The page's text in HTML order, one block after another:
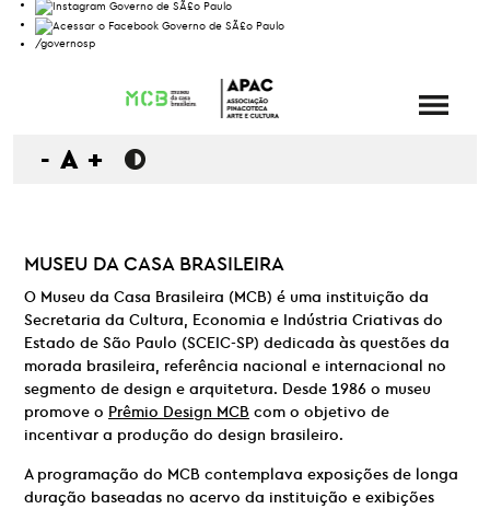
/governosp
- A +
MUSEU DA CASA BRASILEIRA
O Museu da Casa Brasileira (MCB) é uma instituição da
Secretaria da Cultura, Economia e Indústria Criativas do
Estado de São Paulo (SCEIC-SP) dedicada às questões da
morada brasileira, referência nacional e internacional no
segmento de design e arquitetura. Desde 1986 o museu
promove o Prêmio Design MCB com o objetivo de
incentivar a produção do design brasileiro.
A programação do MCB contemplava exposições de longa
duração baseadas no acervo da instituição e exibições